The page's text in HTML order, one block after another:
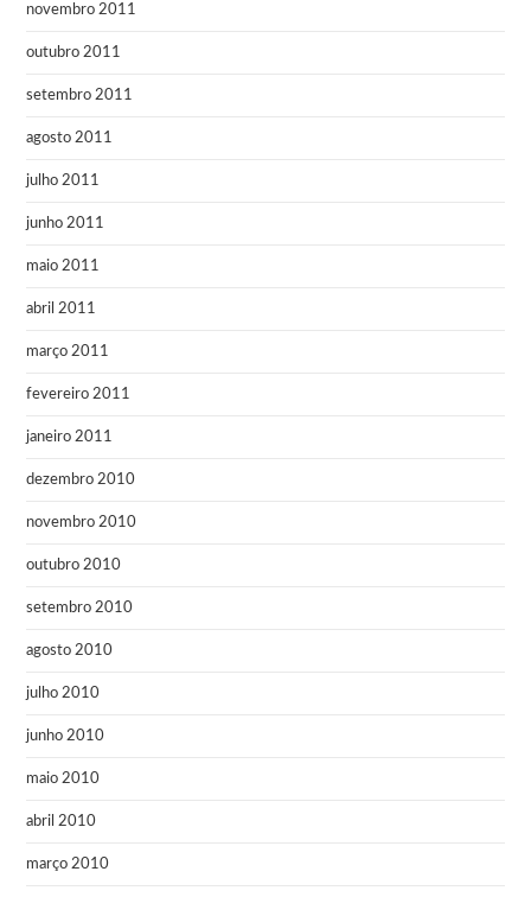
novembro 2011
outubro 2011
setembro 2011
agosto 2011
julho 2011
junho 2011
maio 2011
abril 2011
março 2011
fevereiro 2011
janeiro 2011
dezembro 2010
novembro 2010
outubro 2010
setembro 2010
agosto 2010
julho 2010
junho 2010
maio 2010
abril 2010
março 2010